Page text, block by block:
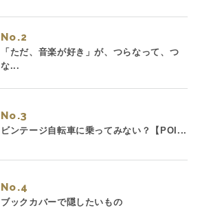
No.
「ただ、音楽が好き」が、つらなって、つ
な...
No.
ビンテージ自転車に乗ってみない？【POI...
No.
ブックカバーで隠したいもの